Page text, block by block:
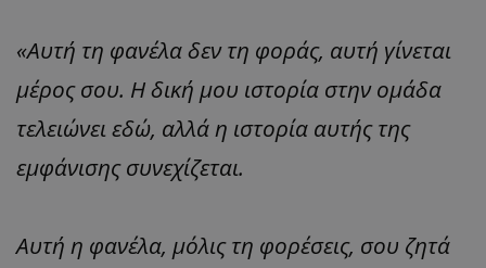
«Αυτή τη φανέλα δεν τη φοράς, αυτή γίνεται
μέρος σου. Η δική μου ιστορία στην ομάδα
τελειώνει εδώ, αλλά η ιστορία αυτής της
εμφάνισης συνεχίζεται.
Αυτή η φανέλα, μόλις τη φορέσεις, σου ζητά